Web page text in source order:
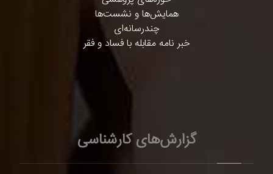
همایش‌ها و نشست‌ها
چندرسانه‌ای
خبر نامه مقابله با فساد و فقر
گزارش‌های کارشناسی